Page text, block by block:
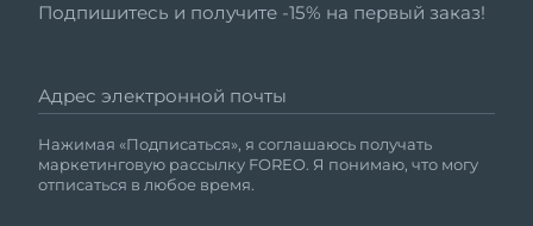
Подпишитесь и получите -15% на первый заказ!
Адрес электронной почты
Нажимая «Подписаться», я соглашаюсь получать
маркетинговую рассылку FOREO. Я понимаю, что могу
отписаться в любое время.